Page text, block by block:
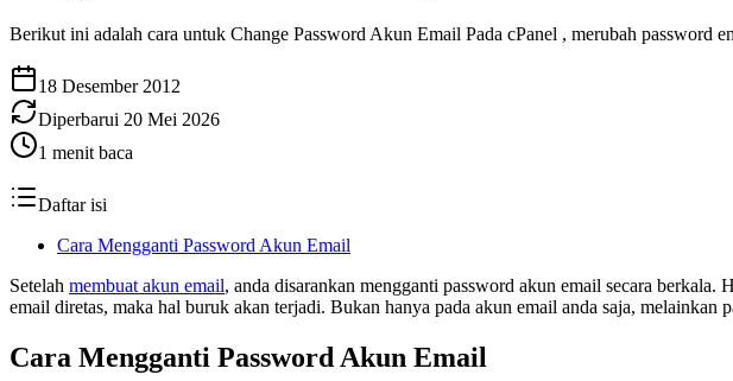
Berikut ini adalah cara untuk Change Password Akun Email Pada cPanel , merubah password
18 Desember 2012
Diperbarui 20 Mei 2026
1 menit baca
Daftar isi
Cara Mengganti Password Akun Email
Setelah membuat akun email, anda disarankan mengganti password akun email secara
email diretas, maka hal buruk akan terjadi. Bukan hanya pada akun email anda saja, melainkan
Cara Mengganti Password Akun Email